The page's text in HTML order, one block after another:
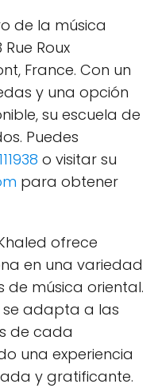
de la música
Roux
France. Con un
y una opción
su escuela de
Puedes
o visitar su
para obtener
ofrece
en una variedad
de música oriental.
se adapta a las
de cada
una experiencia
y gratificante.